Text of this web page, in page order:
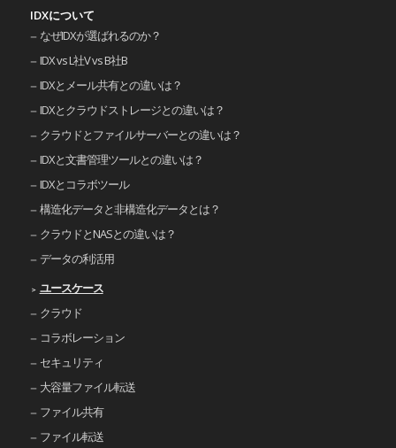
IDXについて
なぜIDXが選ばれるのか？
IDX vs L社V vs B社B
IDXとメール共有との違いは？
IDXとクラウドストレージとの違いは？
クラウドとファイルサーバーとの違いは？
IDXと文書管理ツールとの違いは？
IDXとコラボツール
構造化データと非構造化データとは？
クラウドとNASとの違いは？
データの利活用
ユースケース
クラウド
コラボレーション
セキュリティ
大容量ファイル転送
ファイル共有
ファイル転送